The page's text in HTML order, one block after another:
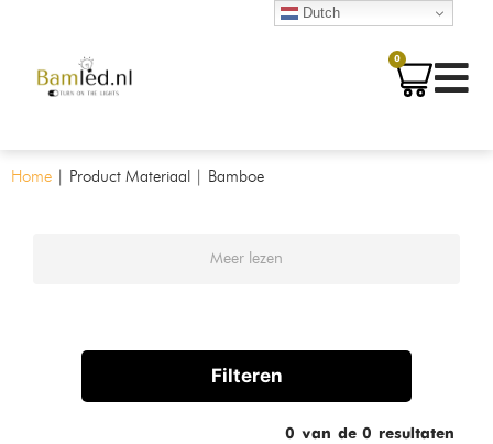
0
Home | Product Materiaal | Bamboe
Meer lezen
Filteren
0 van de 0 resultaten
Dutch